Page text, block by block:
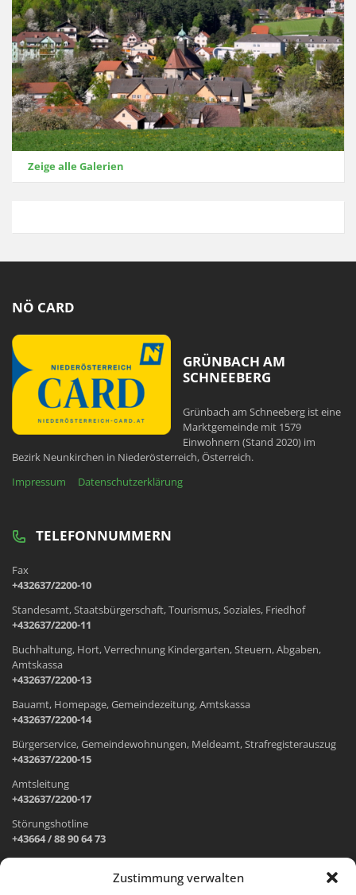
Zustimmung verwalten
Zeige alle Galerien
NÖ CARD
GRÜNBACH AM
SCHNEEBERG
Grünbach am Schneeberg ist eine
Marktgemeinde mit 1579
Einwohnern (Stand 2020) im
Bezirk Neunkirchen in Niederösterreich, Österreich.
Impressum
Datenschutzerklärung
TELEFONNUMMERN
Fax
+432637/2200-10
Standesamt, Staatsbürgerschaft, Tourismus, Soziales, Friedhof
+432637/2200-11
Buchhaltung, Hort, Verrechnung Kindergarten, Steuern, Abgaben,
Amtskassa
+432637/2200-13
Bauamt, Homepage, Gemeindezeitung, Amtskassa
+432637/2200-14
Bürgerservice, Gemeindewohnungen, Meldeamt, Strafregisterauszug
+432637/2200-15
Amtsleitung
+432637/2200-17
Störungshotline
+43664 / 88 90 64 73